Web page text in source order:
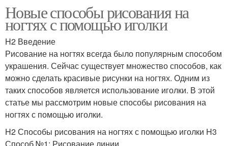
Новые способы рисования на
ногтях с помощью иголки
H2 Введение
Рисование на ногтях всегда было популярным способом
украшения. Сейчас существует множество способов, как
можно сделать красивые рисунки на ногтях. Одним из
таких способов является использование иголки. В этой
статье мы рассмотрим новые способы рисования на
ногтях с помощью иголки.
H2 Способы рисования на ногтях с помощью иголки H3